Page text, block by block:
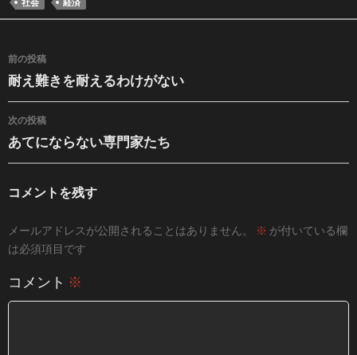
投稿ナビゲーション
前の投稿
耐え難きを耐えるわけがない
次の投稿
あてにならない専門家たち
コメントを残す
メールアドレスが公開されることはありません。 ※ が付いている欄
は必須項目です
コメント ※